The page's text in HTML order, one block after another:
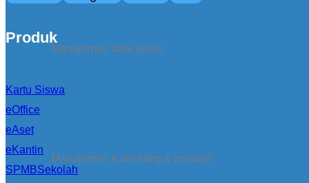
Manajemen data kelas
Manajemen Konseling & prestasi
Produk
Kartu Siswa
eOffice
eAset
eKantin
SPMBSekolah